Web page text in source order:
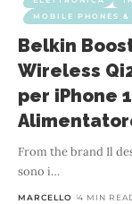
MOBILE PHONES
Belkin
Wireless
per iPhone
From the brand Il
sono i…
MARCELLO 4 MIN